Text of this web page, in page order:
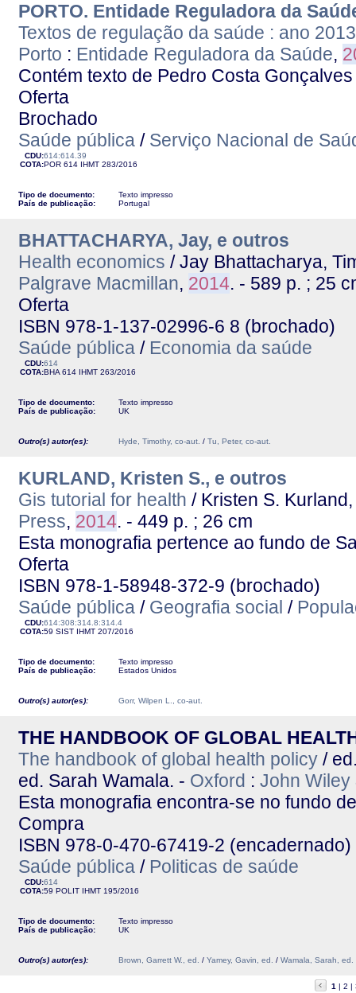
PORTO. Entidade Reguladora da
Textos de regulação da saúde : ano 2013
Porto : Entidade Reguladora da Saúde,
Contém texto de Pedro Costa
Oferta
Brochado
Saúde pública / Serviço Nacional de
CDU:614:614.39
COTA:POR 614 IHMT 283/2016
Tipo de documento:
Texto impresso
País de publicação:
Portugal
BHATTACHARYA, Jay, e outros
Health economics / Jay Bhattacharya,
Palgrave Macmillan, 2014. - 589 p. ; 25
Oferta
ISBN 978-1-137-02996-6 8 (brochado)
Saúde pública / Economia da saúde
CDU:614
COTA:BHA 614 IHMT 263/2016
Tipo de documento:
Texto impresso
País de publicação:
UK
Outro(s) autor(es): Hyde, Timothy, co-aut. / Tu, Peter, co-aut.
KURLAND, Kristen S., e outros
Gis tutorial for health / Kristen S.
Press, 2014. - 449 p. ; 26 cm
Esta monografia pertence ao fundo de
Oferta
ISBN 978-1-58948-372-9 (brochado)
Saúde pública / Geografia social /
CDU:614:308:314.8:314.4
COTA:59 SIST IHMT 207/2016
Tipo de documento:
Texto impresso
País de publicação:
Estados Unidos
Outro(s) autor(es): Gorr, Wilpen L., co-aut.
THE HANDBOOK OF GLOBAL
The handbook of global health policy /
ed. Sarah Wamala. - Oxford : John Wiley
Esta monografia encontra-se no fundo
Compra
ISBN 978-0-470-67419-2 (encadernado)
Saúde pública / Politicas de saúde
CDU:614
COTA:59 POLIT IHMT 195/2016
Tipo de documento:
Texto impresso
País de publicação:
UK
Outro(s) autor(es): Brown, Garrett W., ed. / Yamey, Gavin, ed. / Wamala, Sarah, ed.
1 2